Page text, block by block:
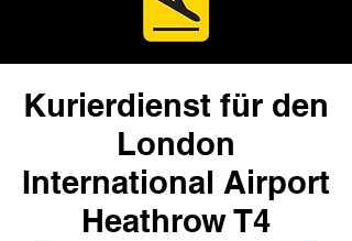
Kurierdienst für den
London
International Airport
Heathrow T4